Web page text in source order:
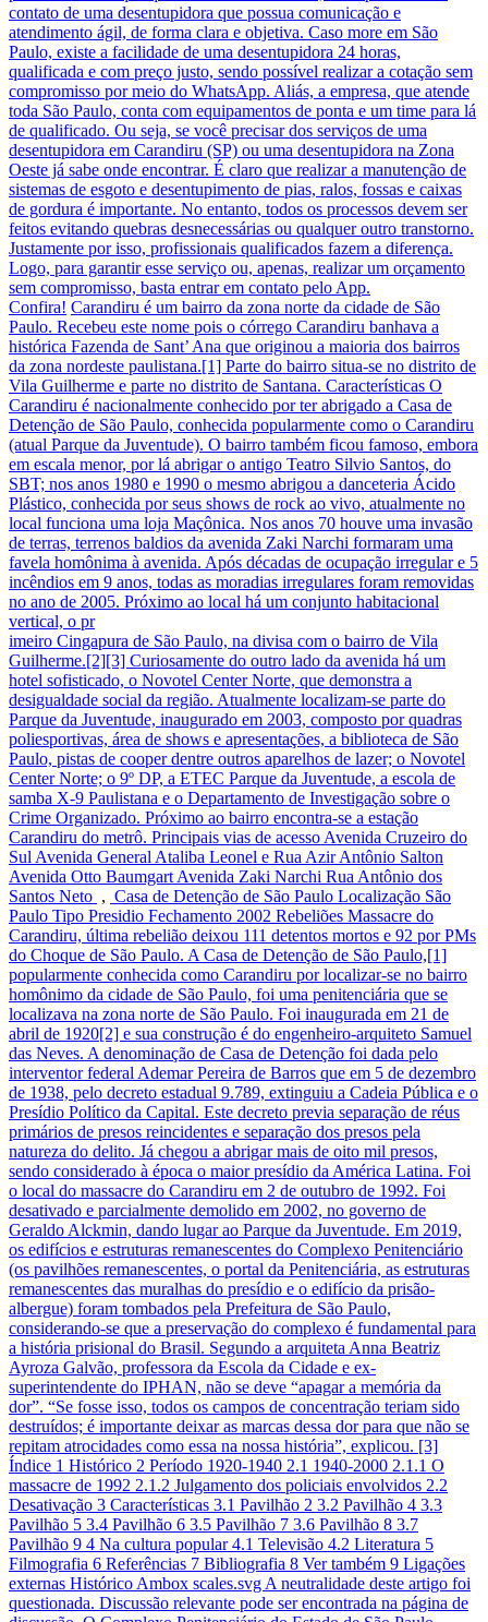
contato de uma desentupidora que possua comunicação e
atendimento ágil, de forma clara e objetiva. Caso more em São
Paulo, existe a facilidade de uma desentupidora 24 horas,
qualificada e com preço justo, sendo possível realizar a cotação sem
compromisso por meio do WhatsApp. Aliás, a empresa, que atende
toda São Paulo, conta com equipamentos de ponta e um time para lá
de qualificado. Ou seja, se você precisar dos serviços de uma
desentupidora em Carandiru (SP) ou uma desentupidora na Zona
Oeste já sabe onde encontrar. É claro que realizar a manutenção de
sistemas de esgoto e desentupimento de pias, ralos, fossas e caixas
de gordura é importante. No entanto, todos os processos devem ser
feitos evitando quebras desnecessárias ou qualquer outro transtorno.
Justamente por isso, profissionais qualificados fazem a diferença.
Logo, para garantir esse serviço ou, apenas, realizar um orçamento
sem compromisso, basta entrar em contato pelo App.
Confira! Carandiru é um bairro da zona norte da cidade de São
Paulo. Recebeu este nome pois o córrego Carandiru banhava a
histórica Fazenda de Sant’ Ana que originou a maioria dos bairros
da zona nordeste paulistana.[1] Parte do bairro situa-se no distrito de
Vila Guilherme e parte no distrito de Santana. Características O
Carandiru é nacionalmente conhecido por ter abrigado a Casa de
Detenção de São Paulo, conhecida popularmente como o Carandiru
(atual Parque da Juventude). O bairro também ficou famoso, embora
em escala menor, por lá abrigar o antigo Teatro Silvio Santos, do
SBT; nos anos 1980 e 1990 o mesmo abrigou a danceteria Ácido
Plástico, conhecida por seus shows de rock ao vivo, atualmente no
local funciona uma loja Maçônica. Nos anos 70 houve uma invasão
de terras, terrenos baldios da avenida Zaki Narchi formaram uma
favela homônima à avenida. Após décadas de ocupação irregular e 5
incêndios em 9 anos, todas as moradias irregulares foram removidas
no ano de 2005. Próximo ao local há um conjunto habitacional
vertical, o pr
imeiro Cingapura de São Paulo, na divisa com o bairro de Vila
Guilherme.[2][3] Curiosamente do outro lado da avenida há um
hotel sofisticado, o Novotel Center Norte, que demonstra a
desigualdade social da região. Atualmente localizam-se parte do
Parque da Juventude, inaugurado em 2003, composto por quadras
poliesportivas, área de shows e apresentações, a biblioteca de São
Paulo, pistas de cooper dentre outros aparelhos de lazer; o Novotel
Center Norte; o 9º DP, a ETEC Parque da Juventude, a escola de
samba X-9 Paulistana e o Departamento de Investigação sobre o
Crime Organizado. Próximo ao bairro encontra-se a estação
Carandiru do metrô. Principais vias de acesso Avenida Cruzeiro do
Sul Avenida General Ataliba Leonel e Rua Azir Antônio Salton
Avenida Otto Baumgart Avenida Zaki Narchi Rua Antônio dos
Santos Neto , Casa de Detenção de São Paulo Localização São
Paulo Tipo Presidio Fechamento 2002 Rebeliões Massacre do
Carandiru, última rebelião deixou 111 detentos mortos e 92 por PMs
do Choque de São Paulo. A Casa de Detenção de São Paulo,[1]
popularmente conhecida como Carandiru por localizar-se no bairro
homônimo da cidade de São Paulo, foi uma penitenciária que se
localizava na zona norte de São Paulo. Foi inaugurada em 21 de
abril de 1920[2] e sua construção é do engenheiro-arquiteto Samuel
das Neves. A denominação de Casa de Detenção foi dada pelo
interventor federal Ademar Pereira de Barros que em 5 de dezembro
de 1938, pelo decreto estadual 9.789, extinguiu a Cadeia Pública e o
Presídio Político da Capital. Este decreto previa separação de réus
primários de presos reincidentes e separação dos presos pela
natureza do delito. Já chegou a abrigar mais de oito mil presos,
sendo considerado à época o maior presídio da América Latina. Foi
o local do massacre do Carandiru em 2 de outubro de 1992. Foi
desativado e parcialmente demolido em 2002, no governo de
Geraldo Alckmin, dando lugar ao Parque da Juventude. Em 2019,
os edifícios e estruturas remanescentes do Complexo Penitenciário
(os pavilhões remanescentes, o portal da Penitenciária, as estruturas
remanescentes das muralhas do presídio e o edifício da prisão-
albergue) foram tombados pela Prefeitura de São Paulo,
considerando-se que a preservação do complexo é fundamental para
a história prisional do Brasil. Segundo a arquiteta Anna Beatriz
Ayroza Galvão, professora da Escola da Cidade e ex-
superintendente do IPHAN, não se deve “apagar a memória da
dor”. “Se fosse isso, todos os campos de concentração teriam sido
destruídos; é importante deixar as marcas dessa dor para que não se
repitam atrocidades como essa na nossa história”, explicou. [3]
Índice 1 Histórico 2 Período 1920-1940 2.1 1940-2000 2.1.1 O
massacre de 1992 2.1.2 Julgamento dos policiais envolvidos 2.2
Desativação 3 Características 3.1 Pavilhão 2 3.2 Pavilhão 4 3.3
Pavilhão 5 3.4 Pavilhão 6 3.5 Pavilhão 7 3.6 Pavilhão 8 3.7
Pavilhão 9 4 Na cultura popular 4.1 Televisão 4.2 Literatura 5
Filmografia 6 Referências 7 Bibliografia 8 Ver também 9 Ligações
externas Histórico Ambox scales.svg A neutralidade deste artigo foi
questionada. Discussão relevante pode ser encontrada na página de